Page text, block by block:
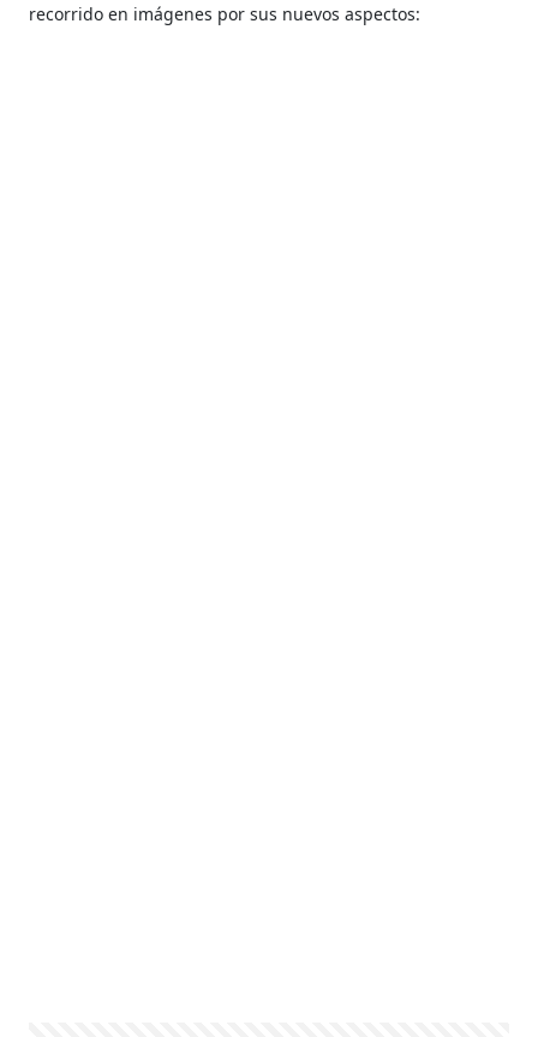
recorrido en imágenes por sus nuevos aspectos: